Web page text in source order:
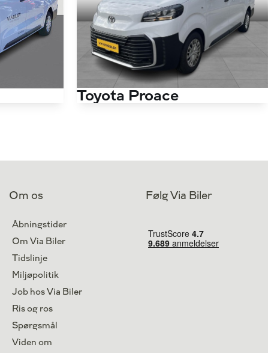
Diesel
Silkeborg
Toyota Proace
Om os
Åbningstider
Om Via Biler
Tidslinje
Miljøpolitik
Job hos Via Biler
Ris og ros
Spørgsmål
Viden om
Følg Via Biler